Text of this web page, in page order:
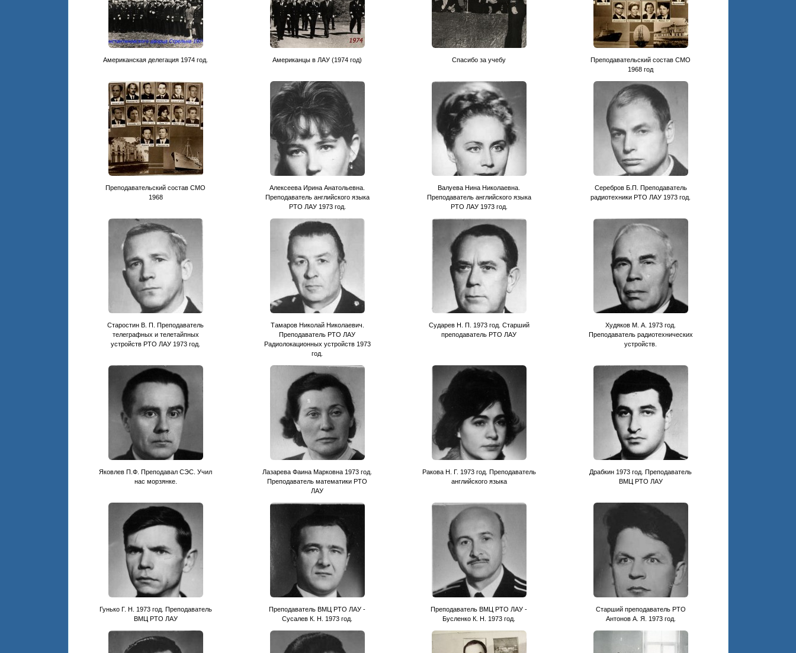
Американская делегация 1974 год. Американцы в ЛАУ (1974 год) Спасибо за учебу
Преподавательский состав СМО
1968 год
Преподавательский состав СМО
1968
Алексеева Ирина Анатольевна.
Преподаватель английского языка
РТО ЛАУ 1973 год.
Валуева Нина Николаевна.
Преподаватель английского языка
РТО ЛАУ 1973 год.
Серебров Б.П. Преподаватель
радиотехники РТО ЛАУ 1973 год.
Старостин В. П. Преподаватель
телеграфных и телетайпных
устройств РТО ЛАУ 1973 год.
Тамаров Николай Николаевич.
Преподаватель РТО ЛАУ
Радиолокационных устройств 1973
год.
Сударев Н. П. 1973 год. Старший
преподаватель РТО ЛАУ
Худяков М. А. 1973 год.
Преподаватель радиотехнических
устройств.
Яковлев П.Ф. Преподавал СЭС. Учил
нас морзянке.
Лазарева Фаина Марковна 1973 год.
Преподаватель математики РТО
ЛАУ
Ракова Н. Г. 1973 год. Преподаватель
английского языка
Драбкин 1973 год. Преподаватель
ВМЦ РТО ЛАУ
Гунько Г. Н. 1973 год. Преподаватель
ВМЦ РТО ЛАУ
Преподаватель ВМЦ РТО ЛАУ -
Сусалев К. Н. 1973 год.
Преподаватель ВМЦ РТО ЛАУ -
Бусленко К. Н. 1973 год.
Старший преподаватель РТО
Антонов А. Я. 1973 год.